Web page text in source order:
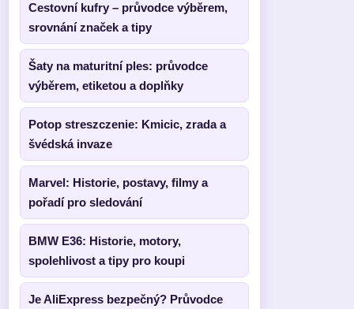
Cestovní kufry – průvodce výběrem,
srovnání značek a tipy
Šaty na maturitní ples: průvodce
výběrem, etiketou a doplňky
Potop streszczenie: Kmicic, zrada a
švédská invaze
Marvel: Historie, postavy, filmy a
pořadí pro sledování
BMW E36: Historie, motory,
spolehlivost a tipy pro koupi
Je AliExpress bezpečný? Průvodce